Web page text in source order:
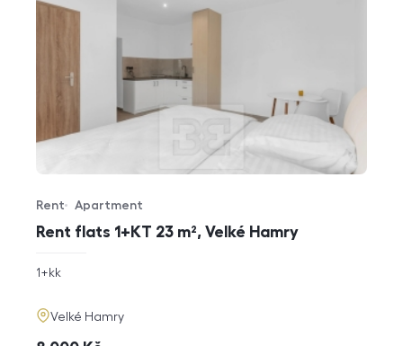
Rent flats 1+KT 23 m², Velké Hamry
Offer type
Rent
Property type
Apartment
rozměry
1+kk
adresa
Velké Hamry